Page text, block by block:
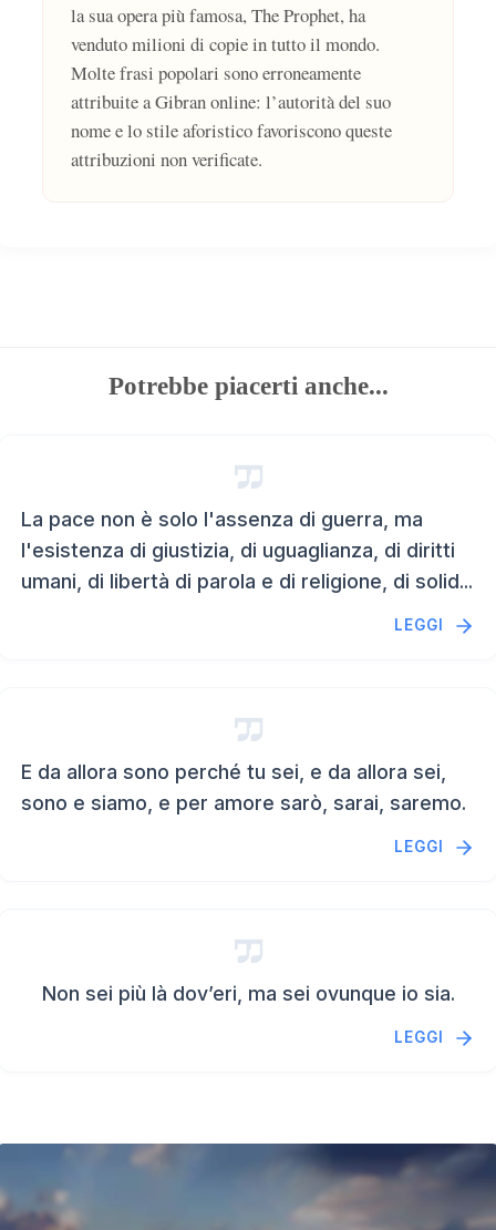
la sua opera più famosa, The Prophet, ha
venduto milioni di copie in tutto il mondo.
Molte frasi popolari sono erroneamente
attribuite a Gibran online: l’autorità del suo
nome e lo stile aforistico favoriscono queste
attribuzioni non verificate.
Potrebbe piacerti anche...
La pace non è solo l'assenza di guerra, ma
l'esistenza di giustizia, di uguaglianza, di diritti
umani, di libertà di parola e di religione, di solid...
LEGGI
E da allora sono perché tu sei, e da allora sei,
sono e siamo, e per amore sarò, sarai, saremo.
LEGGI
Non sei più là dov’eri, ma sei ovunque io sia.
LEGGI